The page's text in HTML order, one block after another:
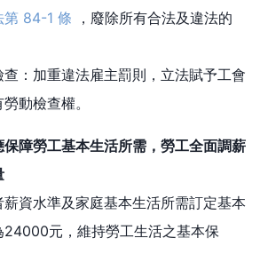
第 84-1 條 ，廢除所有合法及違法的
：加重違法雇主罰則，立法賦予工會
動檢查權。
障勞工基本生活所需，勞工全面調薪
資水準及家庭基本生活所需訂定基本
24000元，維持勞工生活之基本保